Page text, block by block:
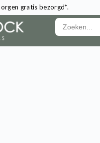
gratis bezorgd*.